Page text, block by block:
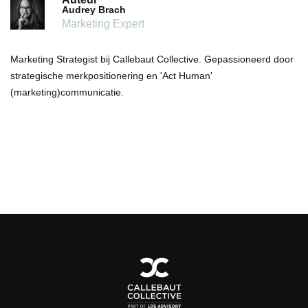
Audrey Brach
Marketing Expert
Marketing Strategist bij Callebaut Collective. Gepassioneerd door
strategische merkpositionering en 'Act Human'
(marketing)communicatie.